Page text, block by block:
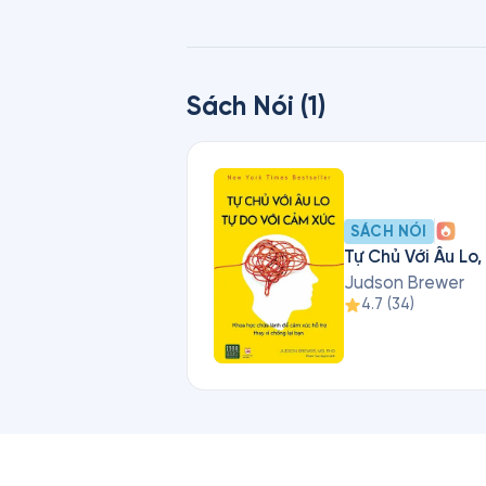
hành vi khác đến tay người tiêu
Sách Nói (1)
SÁCH NÓI
Tự Chủ Với Âu
Judson Brewer
4.7 (34)